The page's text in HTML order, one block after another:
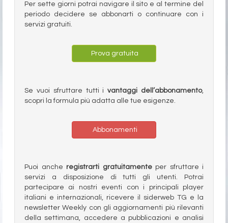
Per sette giorni potrai navigare il sito e al termine del
periodo decidere se abbonarti o continuare con i
servizi gratuiti.
Prova gratuita
Se vuoi sfruttare tutti ivantaggi dell’abbonamento,
scopri la formula più adatta alle tue esigenze.
Abbonamenti
Puoi anche registrarti gratuitamenteper sfruttare i
servizi a disposizione di tutti gli utenti. Potrai
partecipare ai nostri eventi con i principali player
italiani e internazionali, ricevere il siderweb TG e la
newsletter Weekly con gli aggiornamenti più rilevanti
della settimana, accedere a pubblicazioni e analisi